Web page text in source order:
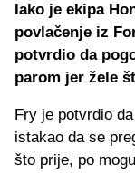
Iako je ekipa
povlačenje iz
potvrdio da
parom jer žele
Fry je potvrdio
istakao da se
što prije, po